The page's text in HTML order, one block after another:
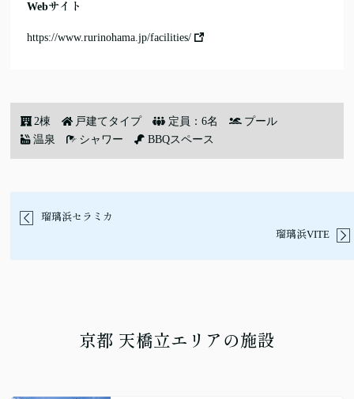
Webサイト
https://www.rurinohama.jp/facilities/
2棟 戸建てタイプ 定員：6名
プール
温泉
シャワー BBQスペース
瑠璃浜セラミカ
瑠璃浜VITE
京都 天橋立エリアの施設